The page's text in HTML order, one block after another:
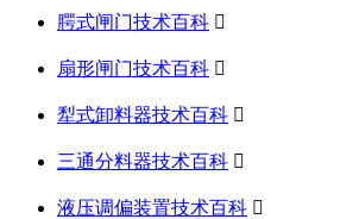
腭式闸门技术百科 
扇形闸门技术百科 
犁式卸料器技术百科 
三通分料器技术百科 
液压调偏装置技术百科 